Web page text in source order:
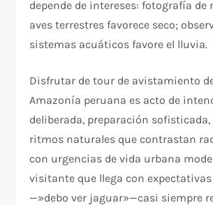
depende de intereses: fotografía de
aves terrestres favorece seco;
sistemas acuáticos favore el lluvia.
Disfrutar de tour de avistamiento
Amazonía peruana es acto de
deliberada, preparación
ritmos naturales que contrastan
con urgencias de vida urbana
visitante que llega con
—»debo ver jaguar»—casi siempre